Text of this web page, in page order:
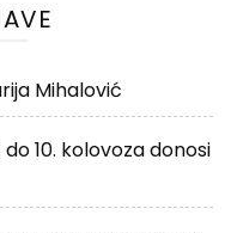
Mihalović
10. kolovoza donosi